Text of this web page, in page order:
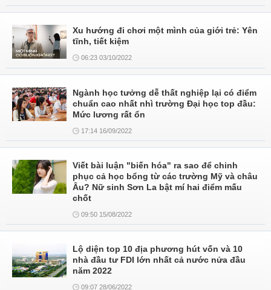
Xu hướng đi chơi một mình của giới trẻ: Yên
tĩnh, tiết kiệm
06:23 03/10/2022
Ngành học tưởng dễ thất nghiệp lại có điểm
chuẩn cao nhất nhì trường Đại học top đầu:
Mức lương rất ổn
17:14 16/09/2022
Viết bài luận "biến hóa" ra sao để chinh
phục cả học bổng từ các trường Mỹ và châu
Âu? Nữ sinh Sơn La bật mí hai điểm mấu
chốt
09:50 15/08/2022
Lộ diện top 10 địa phương hút vốn và 10
nhà đầu tư FDI lớn nhất cả nước nửa đầu
năm 2022
09:07 28/06/2022